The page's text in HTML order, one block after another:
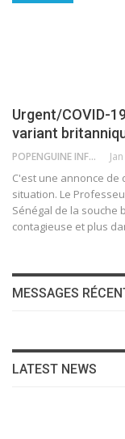
Urgent/COVID-
variant
POPENGUINE INFO
C'est une annonce
situation. Le
Sénégal de la souche
contagieuse et plus
MESSAGES
LATEST NEWS